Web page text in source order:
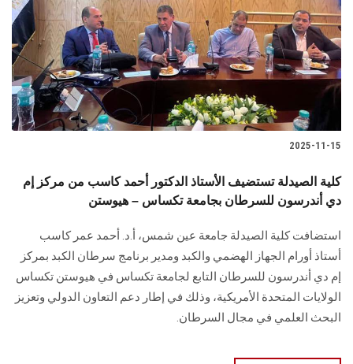
2025-11-15
كلية الصيدلة تستضيف الأستاذ الدكتور أحمد كاسب من مركز إم
دي أندرسون للسرطان بجامعة تكساس – هيوستن
استضافت كلية الصيدلة جامعة عين شمس، أ.د. أحمد عمر كاسب
أستاذ أورام الجهاز الهضمي والكبد ومدير برنامج سرطان الكبد بمركز
إم دي أندرسون للسرطان التابع لجامعة تكساس في هيوستن تكساس
الولايات المتحدة الأمريكية، وذلك في إطار دعم التعاون الدولي وتعزيز
البحث العلمي في مجال السرطان.